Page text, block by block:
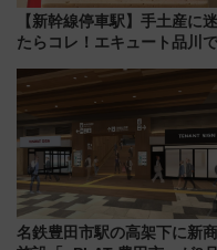
【新幹線停車駅】手土産に
たらコレ！エキュート品川
産スイーツとは？
名鉄豊田市駅の高架下に新